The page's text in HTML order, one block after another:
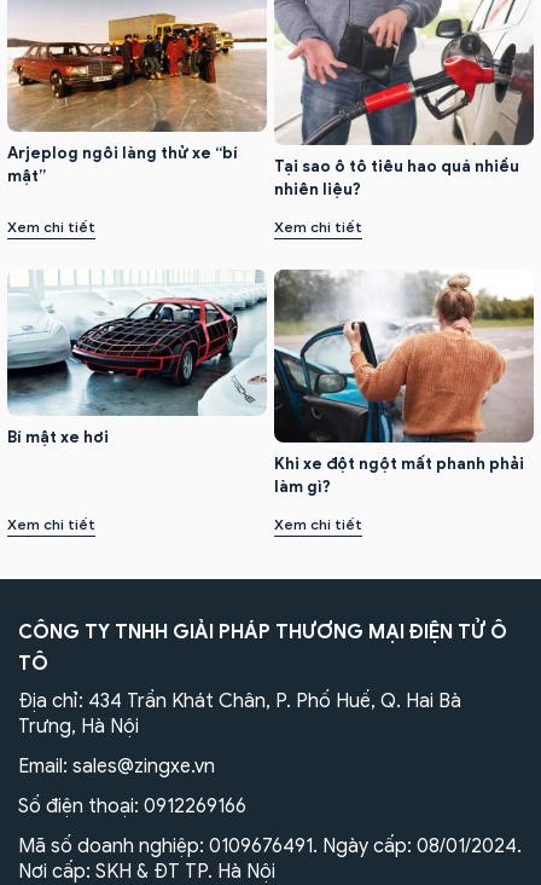
Arjeplog ngôi làng thử xe “bí
mật”
Xem chi tiết
Tại sao ô tô tiêu hao quá nhiều
nhiên liệu?
Xem chi tiết
Bí mật xe hơi
Xem chi tiết
Khi xe đột ngột mất phanh phải
làm gì?
Xem chi tiết
CÔNG TY TNHH GIẢI PHÁP THƯƠNG MẠI ĐIỆN TỬ Ô
TÔ
Địa chỉ: 434 Trần Khát Chân, P. Phố Huế, Q. Hai Bà
Trưng, Hà Nội
Email: sales@zingxe.vn
Số điện thoại: 0912269166
Mã số doanh nghiệp: 0109676491. Ngày cấp: 08/01/2024.
Nơi cấp: SKH & ĐT TP. Hà Nội